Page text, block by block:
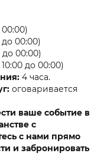
до 00:00)
до 00:00)
до 00:00)
4 часа.
оговаривается
ваше событие в
с
с нами прямо
и забронировать